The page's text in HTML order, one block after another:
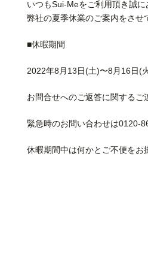
いつもSui-Meをご利用頂き誠に
弊社の夏季休業のご案内をさせ
■休暇期間
2022年8月13日(土)〜8月16日(
お問合せへのご返答に関するご
緊急時のお問い合わせは0120-
休暇期間中は何かとご不便をお